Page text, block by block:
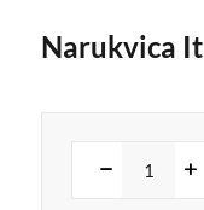
Narukvica